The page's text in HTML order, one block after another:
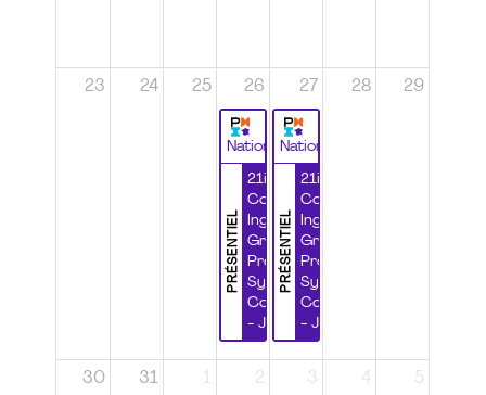
23 24 25 26
National
PRÉSENTIEL
21ième
Congrès
Ingénierie
Grands
Projets et
Systèmes
Complexes
- Jour 1
27
National
PRÉSENTIEL
21ième
Congrès
Ingénierie
Grands
Projets et
Systèmes
Complexes
- Jour 2
28 29
30 31 1 2 3 4 5